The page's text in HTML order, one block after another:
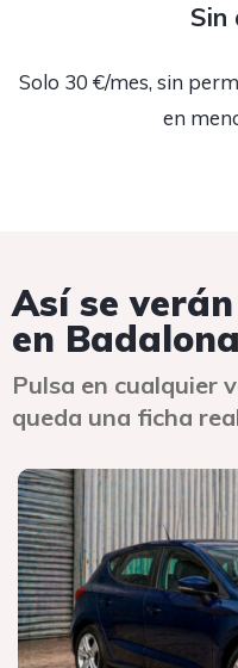
Sin
Solo 30 €/mes, sin
en
Así se
en Badalona
Pulsa en cualquier
queda una ficha